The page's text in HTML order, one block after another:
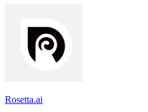
Rosetta.ai